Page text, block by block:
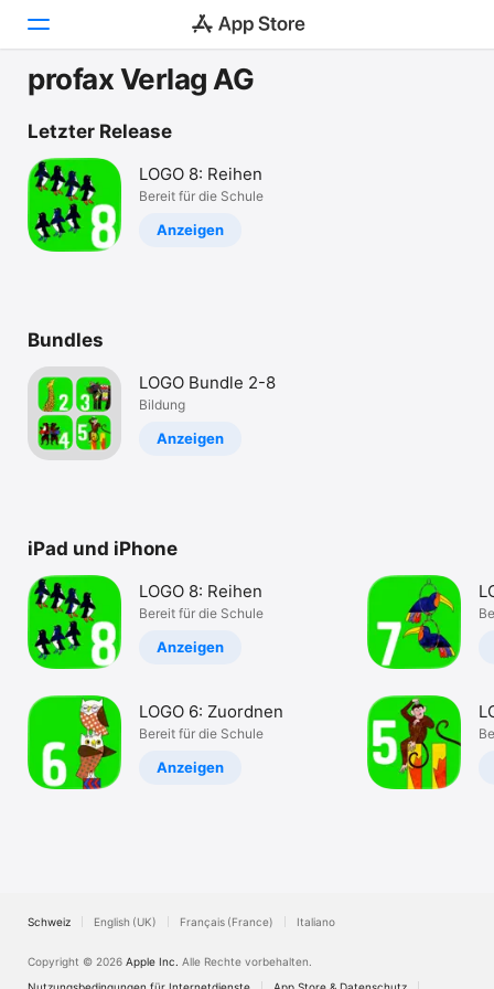
Spiele
Apps
Arcade
Plattform
iPhone
iPad
Mac
profax Verlag AG
Letzter Release
LOGO 8: Reihen
Bereit für die Schule
Anzeigen
Bundles
LOGO Bundle 2-8
Bildung
Anzeigen
iPad und iPhone
LOGO 8: Reihen
Bereit für die Schule
Anzeigen
LOGO 6: Zuordnen
Bereit für die Schule
Anzeigen
Schweiz English (UK) Français (France) Italiano
Copyright © 2026 Apple Inc. Alle Rechte vorbehalten.